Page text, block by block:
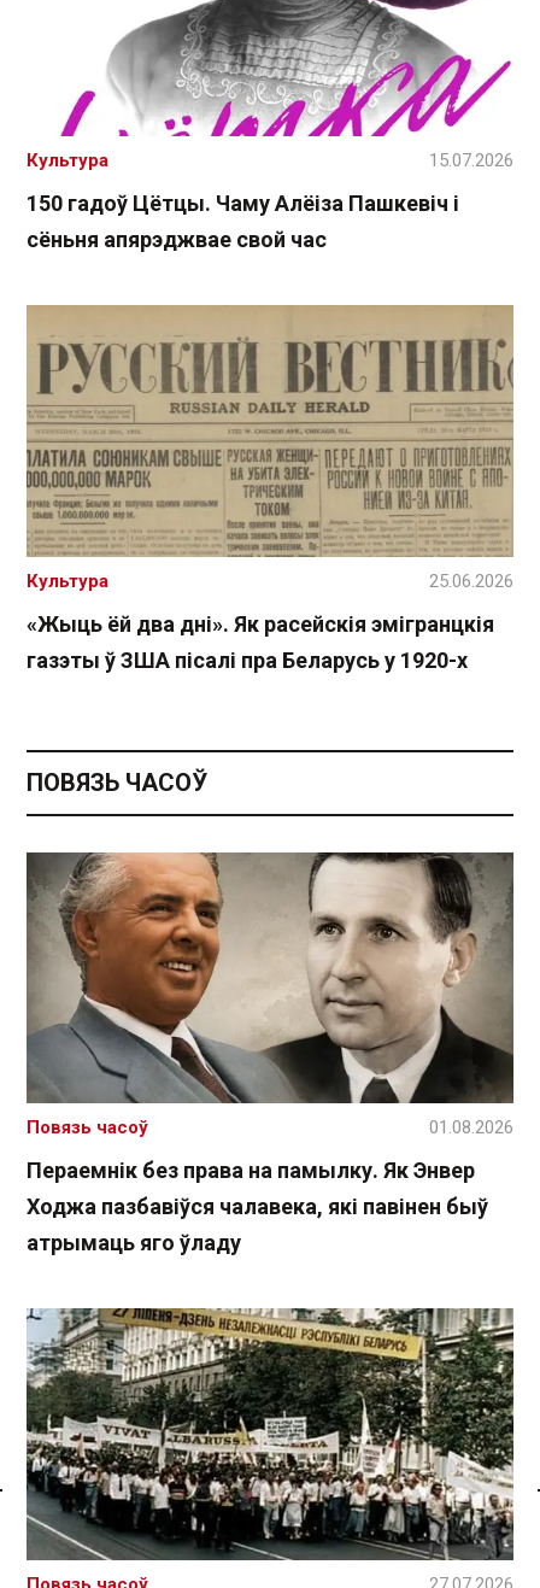
Спасылка без VPN
150 гадоў Цётцы. Чаму Алёіза Пашкевіч і
сёньня апярэджвае свой час
Культура 15.07.2026
«Жыць ёй два дні». Як расейскія эмігранцкія
газэты ў ЗША пісалі пра Беларусь у 1920-х
Культура 25.06.2026
ПОВЯЗЬ ЧАСОЎ
Пераемнік без права на памылку. Як Энвер
Ходжа пазбавіўся чалавека, які павінен быў
атрымаць яго ўладу
Повязь часоў 01.08.2026